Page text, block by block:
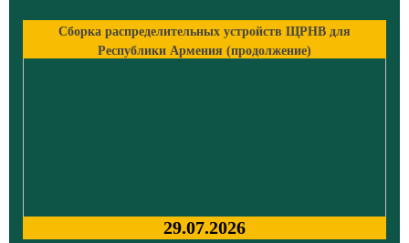
Сборка распределительных устройств ЩРНВ для
Республики Армения (продолжение)
29.07.2026